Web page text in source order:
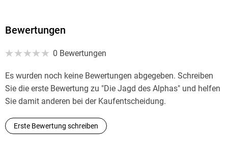
Bewertungen
0 Bewertungen
Es wurden noch keine Bewertungen abgegeben. Schreiben
Sie die erste Bewertung zu "Die Jagd des Alphas" und helfen
Sie damit anderen bei der Kaufentscheidung.
Erste Bewertung schreiben